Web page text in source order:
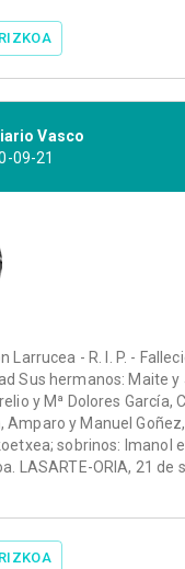
Vasco
09-21
Larrucea - R. I. P. -
Sus hermanos: Maite y
y Mª Dolores García,
Amparo y Manuel
sobrinos: Imanol
LASARTE-ORIA, 21 de